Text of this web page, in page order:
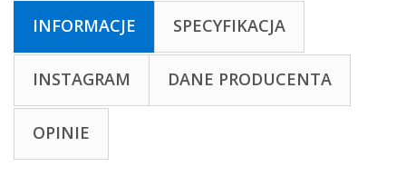
INFORMACJE SPECYFIKACJA
INSTAGRAM DANE PRODUCENTA
OPINIE